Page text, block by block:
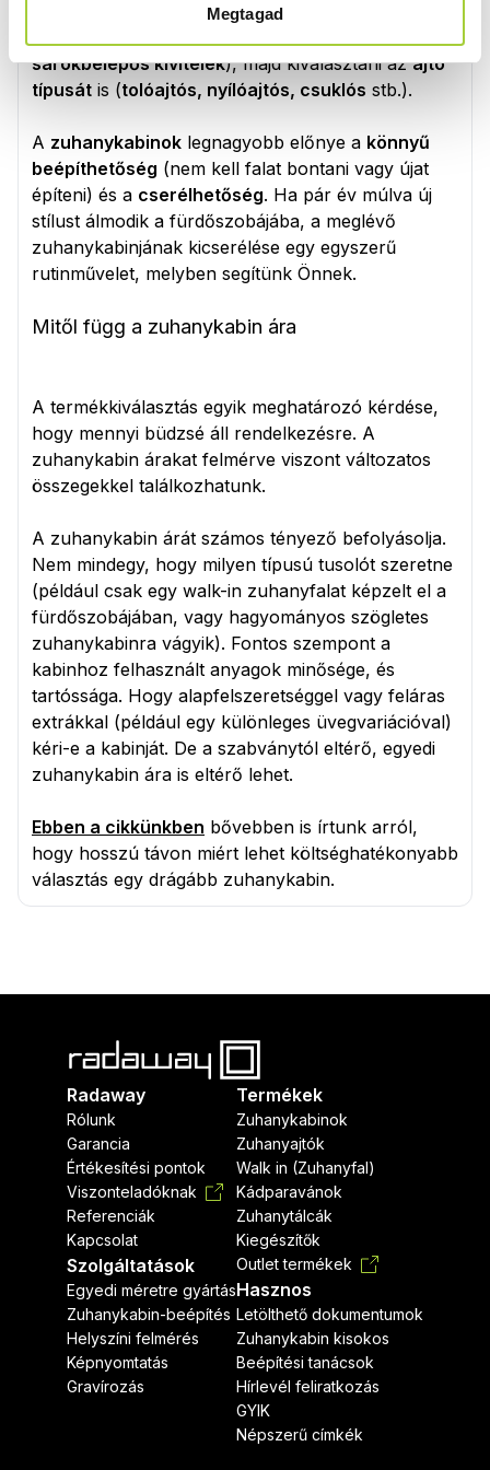
Megtagad
érdemes szétnézni a különböző
sarokbelépős kivitelek), majd kiválasztani azajtó
típusát is (tolóajtós, nyílóajtós, csuklós stb.).
A zuhanykabinok legnagyobb előnye a könnyű
beépíthetőség (nem kell falat bontani vagy újat
építeni) és a cserélhetőség. Ha pár év múlva új
stílust álmodik a fürdőszobájába, a meglévő
zuhanykabinjának kicserélése egy egyszerű
rutinművelet, melyben segítünk Önnek.
Mitől függ a zuhanykabin ára
A termékkiválasztás egyik meghatározó kérdése,
hogy mennyi büdzsé áll rendelkezésre. A
zuhanykabin árakat felmérve viszont változatos
összegekkel találkozhatunk.
A zuhanykabin árát számos tényező befolyásolja.
Nem mindegy, hogy milyen típusú tusolót szeretne
(például csak egy walk-in zuhanyfalat képzelt el a
fürdőszobájában, vagy hagyományos szögletes
zuhanykabinra vágyik). Fontos szempont a
kabinhoz felhasznált anyagok minősége, és
tartóssága. Hogy alapfelszeretséggel vagy feláras
extrákkal (például egy különleges üvegvariációval)
kéri-e a kabinját. De a szabványtól eltérő, egyedi
zuhanykabin ára is eltérő lehet.
Ebben a cikkünkben bővebben is írtunk arról,
hogy hosszú távon miért lehet költséghatékonyabb
választás egy drágább zuhanykabin.
Radaway
Rólunk
Garancia
Értékesítési pontok
Viszonteladóknak
Referenciák
Kapcsolat
Szolgáltatások
Egyedi méretre gyártás
Zuhanykabin-beépítés
Helyszíni felmérés
Képnyomtatás
Gravírozás
Termékek
Zuhanykabinok
Zuhanyajtók
Walk in (Zuhanyfal)
Kádparavánok
Zuhanytálcák
Kiegészítők
Outlet termékek
Hasznos
Letölthető dokumentumok
Zuhanykabin kisokos
Beépítési tanácsok
Hírlevél feliratkozás
GYIK
Népszerű címkék